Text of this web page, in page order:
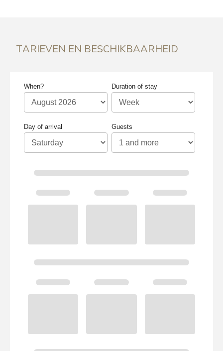
TARIEVEN EN BESCHIKBAARHEID
3 slaapkamers
125 € /
INFORMATIE EN
RESERVERINGEN